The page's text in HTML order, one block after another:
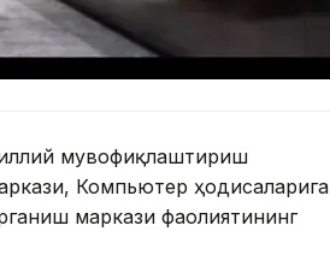
мувофиқлаштириш
Компьютер ҳодисаларига
маркази фаолиятининг